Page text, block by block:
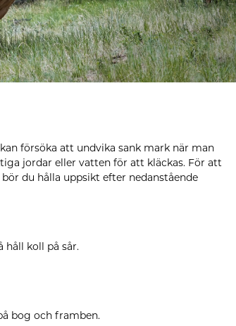
försöka att undvika sank mark när man
jordar eller vatten för att kläckas. För att
du hålla uppsikt efter nedanstående
håll koll på sår.
bog och framben.